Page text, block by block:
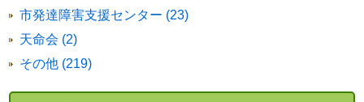
市発達障害支援センター (23)
天命会 (2)
その他 (219)